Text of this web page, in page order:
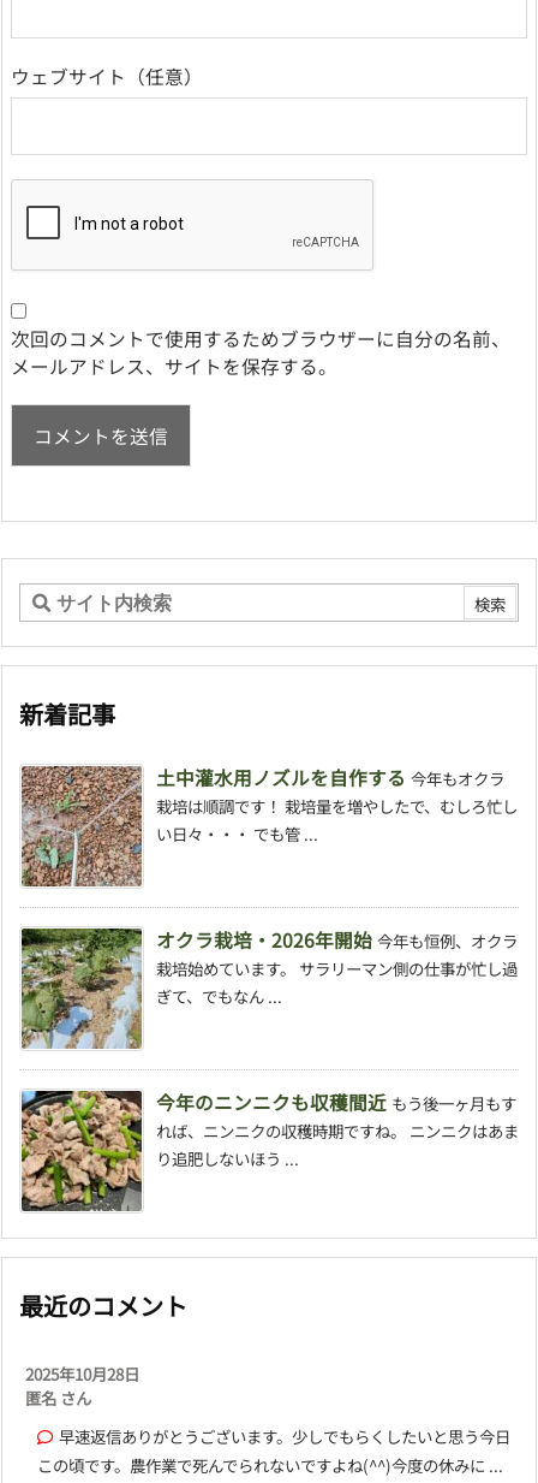
ウェブサイト
次回のコメントで使用するためブラウザーに自分の名前、
メールアドレス、サイトを保存する。
新着記事
土中灌水用ノズルを自作する 今年もオクラ
栽培は順調です！ 栽培量を増やしたで、むしろ忙し
い日々・・・ でも管 ...
オクラ栽培・2026年開始 今年も恒例、オクラ
栽培始めています。 サラリーマン側の仕事が忙し過
ぎて、でもなん ...
今年のニンニクも収穫間近 もう後一ヶ月もす
れば、ニンニクの収穫時期ですね。 ニンニクはあま
り追肥しないほう ...
最近のコメント
2025年10月28日
匿名 さん
早速返信ありがとうございます。少しでもらくしたいと思う今日
この頃です。農作業で死んでられないですよね(^^)今度の休みに ...